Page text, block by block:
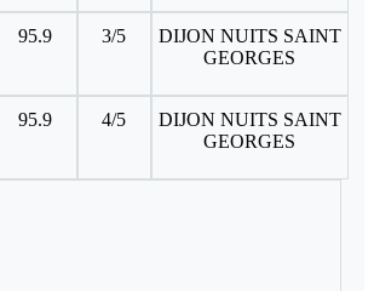
95.9 3/5
DIJON NUITS SAINT
GEORGES
95.9 4/5
DIJON NUITS SAINT
GEORGES